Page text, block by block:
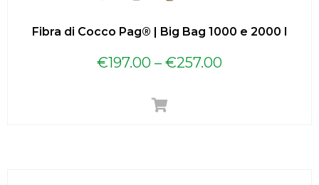
Fibra di Cocco Pag® | Big Bag 1000 e 2000 l
€197.00 – €257.00